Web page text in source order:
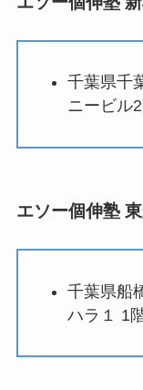
千葉県千
ニービル
エソー個伸塾
千葉県船
ハラ１ 1